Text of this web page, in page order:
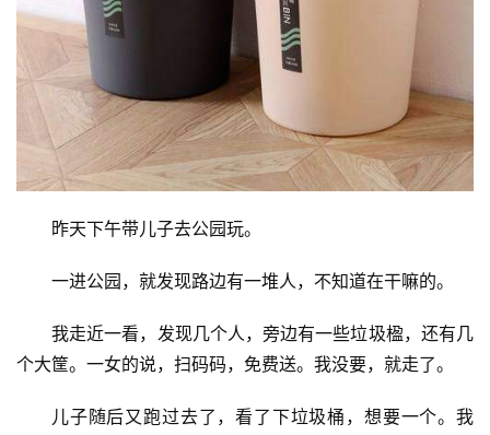
昨天下午带儿子去公园玩。
一进公园，就发现路边有一堆人，不知道在干嘛的。
我走近一看，发现几个人，旁边有一些垃圾楹，还有几
个大筐。一女的说，扫码码，免费送。我没要，就走了。
儿子随后又跑过去了，看了下垃圾桶，想要一个。我